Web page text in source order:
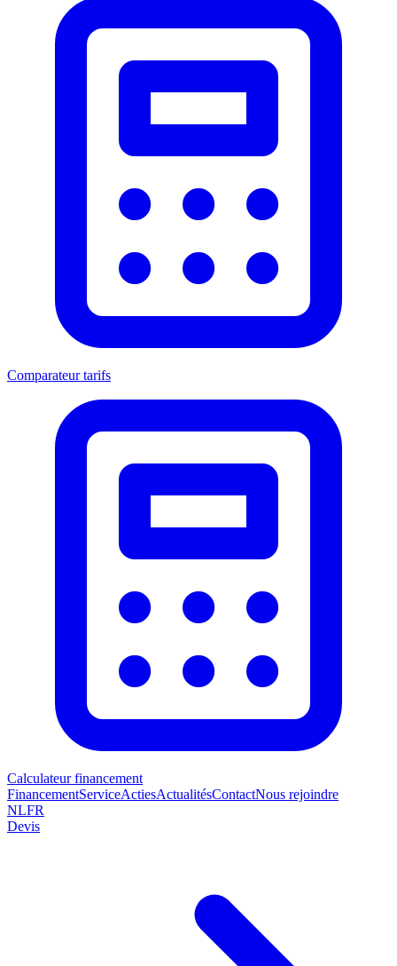
Comparateur tarifs
Calculateur financement
FinancementServiceActiesActualitésContactNous rejoindre
NLFR
Devis